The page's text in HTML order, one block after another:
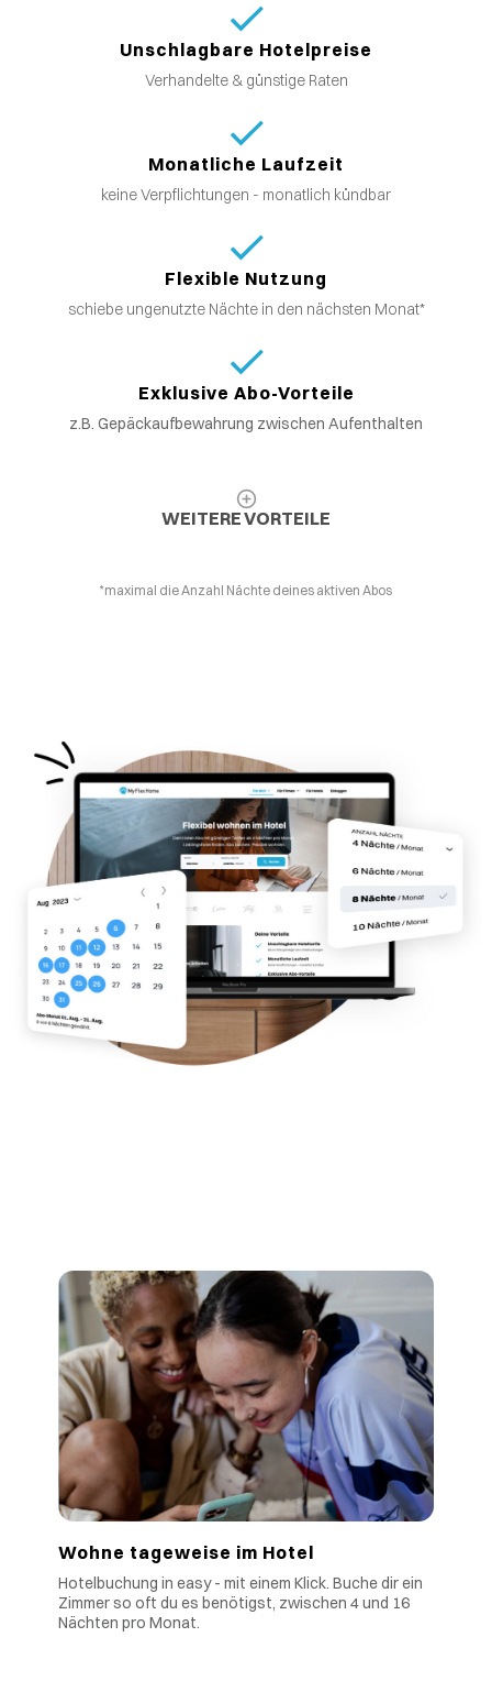
Unschlagbare Hotelpreise
Verhandelte & günstige Raten
Monatliche Laufzeit
keine Verpflichtungen - monatlich kündbar
Flexible Nutzung
schiebe ungenutzte Nächte in den nächsten Monat*
Exklusive Abo-Vorteile
z.B. Gepäckaufbewahrung zwischen Aufenthalten
WEITERE VORTEILE
*maximal die Anzahl Nächte deines aktiven Abos
Wohne tageweise im Hotel
Hotelbuchung in easy - mit einem Klick. Buche dir ein
Zimmer so oft du es benötigst, zwischen 4 und 16
Nächten pro Monat.